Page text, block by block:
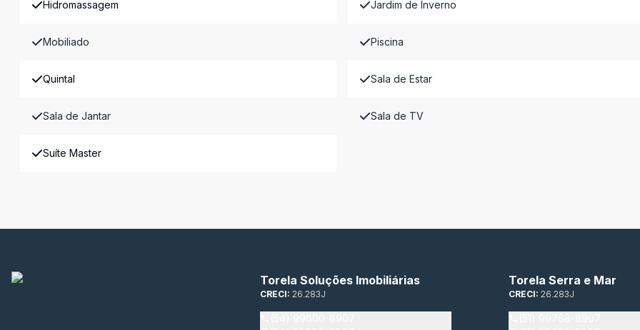
Hidromassagem Jardim de Inverno
Mobiliado Piscina
Quintal Sala de Estar
Sala de Jantar Sala de TV
Suíte Master
Torela Soluções Imobiliárias
CRECI: 26.283J
Torela Serra e Mar
CRECI: 26.283J